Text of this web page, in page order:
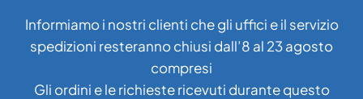
contenuto
Informiamo i nostri clienti che gli uffici e il servizio
spedizioni resteranno chiusi dall’8 al 23 agosto
compresi
Gli ordini e le richieste ricevuti durante questo